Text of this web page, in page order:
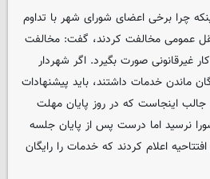
چرا برخی اعضای شورای شهر با تداوم
عمومی مخالفت کردند، گفت: مخالفت
غیرقانونی صورت بگیرد. اگر شهردار
ماندن خدمات داشتند، باید پیشنهادات
جالب اینجاست که در روز پایان مهلت
نرسید اما درست پس از پایان جلسه
اعلام کردند که خدمات را رایگان